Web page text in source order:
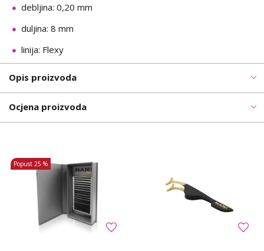
debljina: 0,20 mm
duljina: 8 mm
linija: Flexy
Opis proizvoda
Ocjena proizvoda
Popust 25 %